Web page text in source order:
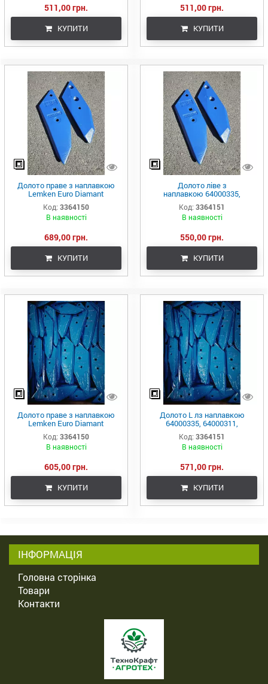
511,00 грн.
КУПИТИ
511,00 грн.
КУПИТИ
Долото праве з наплавкою
Lemken Euro Diamant
64000172, 64000310,
EOV000011R, 3364150
Код: 3364150
В наявності
689,00 грн.
КУПИТИ
Долото ліве з
наплавкою 64000335,
64000311, EOV000012R,
3364151 Euro Diamant Lemken
Код: 3364151
В наявності
550,00 грн.
КУПИТИ
Долото праве з наплавкою
Lemken Euro Diamant
EOV000011R, 3364150
Код: 3364150
В наявності
605,00 грн.
КУПИТИ
Долото L лз наплавкою
64000335, 64000311,
Diamant Lemken
Код: 3364151
В наявності
571,00 грн.
КУПИТИ
ІНФОРМАЦІЯ
Головна сторінка
Товари
Контакти